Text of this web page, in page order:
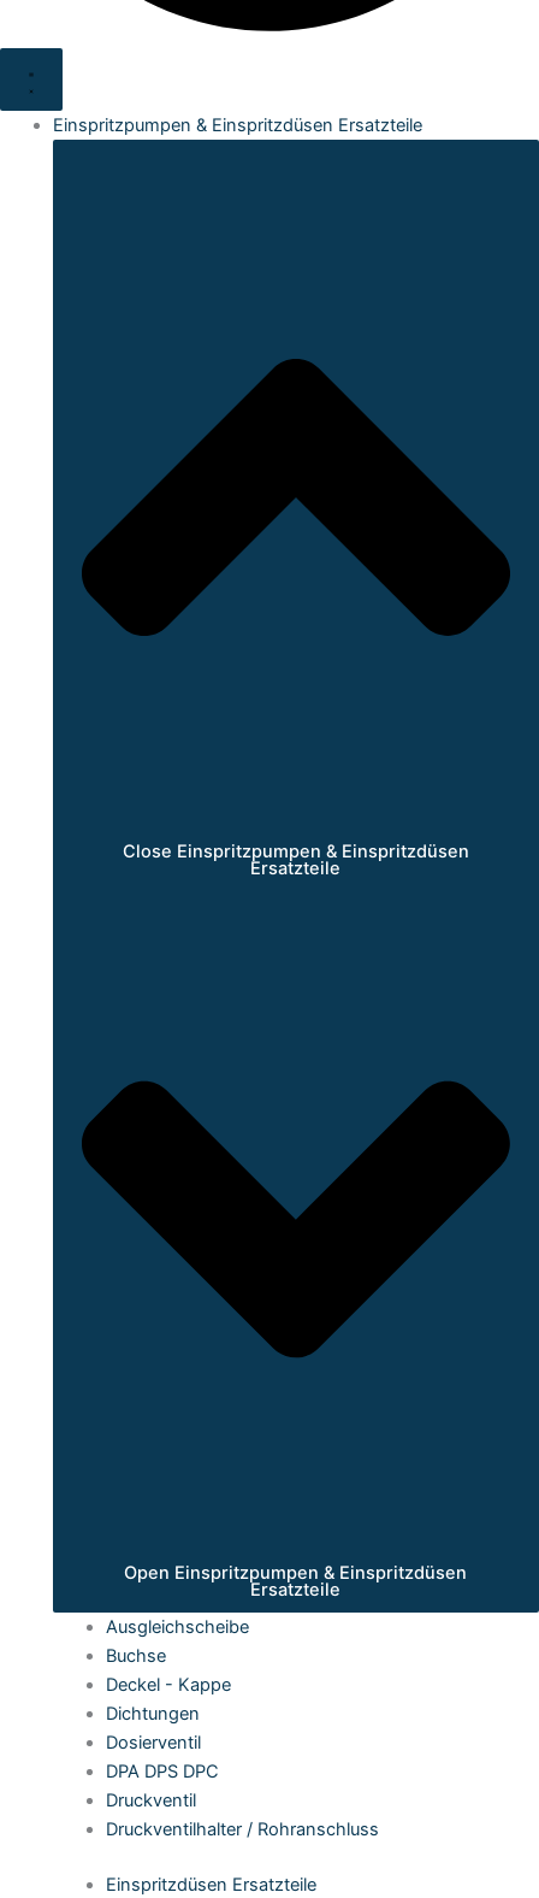
Einspritzpumpen & Einspritzdüsen Ersatzteile
Close Einspritzpumpen & Einspritzdüsen
Ersatzteile
Open Einspritzpumpen & Einspritzdüsen
Ersatzteile
Ausgleichscheibe
Buchse
Deckel - Kappe
Dichtungen
Dosierventil
DPA DPS DPC
Druckventil
Druckventilhalter / Rohranschluss
Einspritzdüsen Ersatzteile